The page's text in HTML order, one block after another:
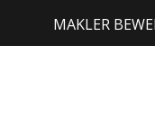
MAKLER